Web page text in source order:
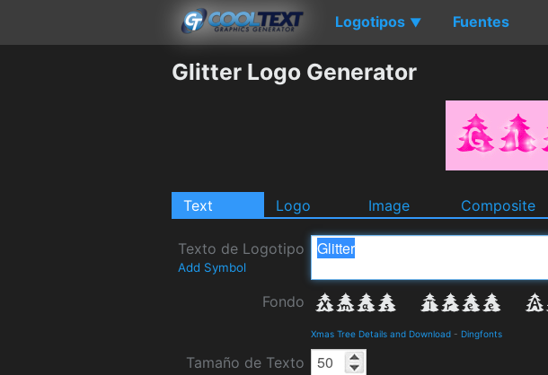
Logotipos ▼ Fuentes
Glitter Logo Generator
Text Logo Image Composite
Texto de Logotipo
Add Symbol
Fondo
Xmas Tree Details and Download - Dingfonts
Tamaño de Texto